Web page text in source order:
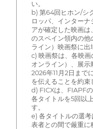
い。
b) 第64回ヒホン/シ
ロッパ、インターナ
アが確定した映画
のスペイン領内の他
ライン）映画祭に出
c) 映画祭は、各映
オンライン）、展示
2026年11月2日まで
を伝えることを約束
d) FICXは、FIAPF
各タイトルを5回以
す。
e) 各タイトルの選
表者との間で厳重に